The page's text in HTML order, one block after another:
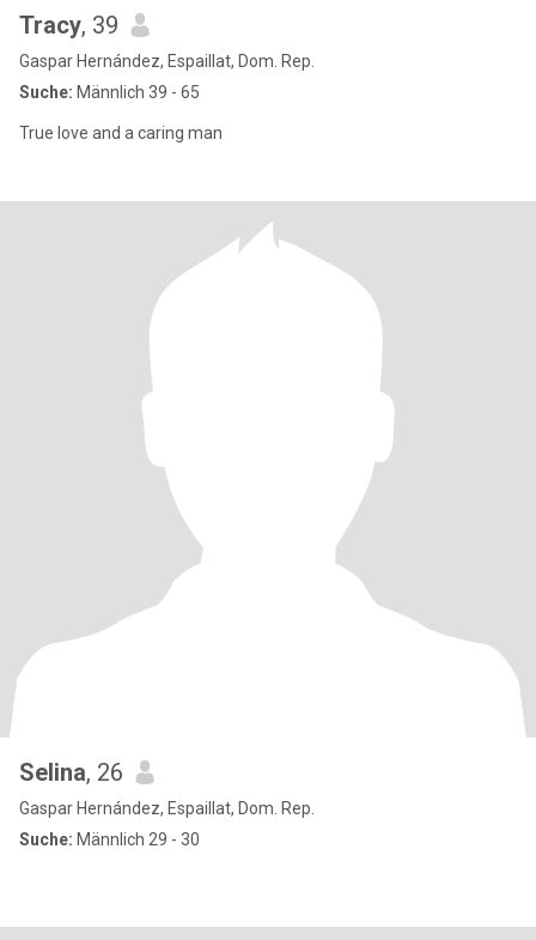
Tracy, 39
Gaspar Hernández, Espaillat, Dom. Rep.
Suche: Männlich 39 - 65
True love and a caring man
Selina, 26
Gaspar Hernández, Espaillat, Dom. Rep.
Suche: Männlich 29 - 30